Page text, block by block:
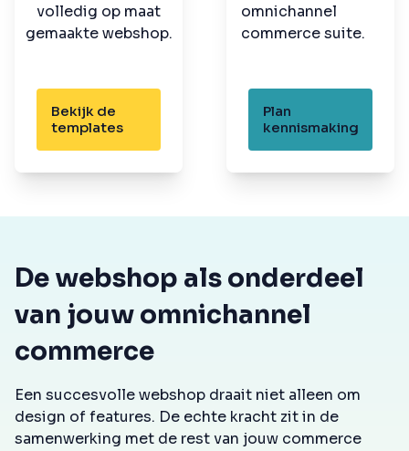
volledig op maat
gemaakte webshop.
Bekijk de
templates
omnichannel
commerce suite.
Plan
kennismaking
De webshop als onderdeel
van jouw omnichannel
commerce
Een succesvolle webshop draait niet alleen om
design of features. De echte kracht zit in de
samenwerking met de rest van jouw commerce